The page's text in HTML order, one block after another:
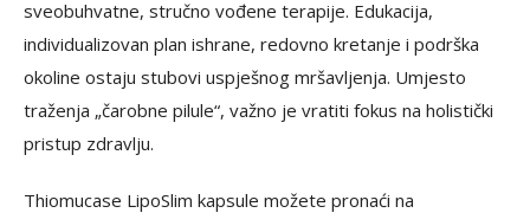
sveobuhvatne, stručno vođene terapije. Edukacija,
individualizovan plan ishrane, redovno kretanje i podrška
okoline ostaju stubovi uspješnog mršavljenja. Umjesto
traženja „čarobne pilule“, važno je vratiti fokus na holistički
pristup zdravlju.
Thiomucase LipoSlim kapsule možete pronaći na